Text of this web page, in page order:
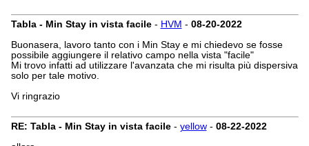
Tabla - Min Stay in vista facile- HVM - 08-20-2022
Buonasera, lavoro tanto con i Min Stay e mi chiedevo se fosse
possibile aggiungere il relativo campo nella vista "facile"
Mi trovo infatti ad utilizzare l'avanzata che mi risulta più dispersiva
solo per tale motivo.
Vi ringrazio
RE: Tabla - Min Stay in vista facile- yellow- 08-22-2022